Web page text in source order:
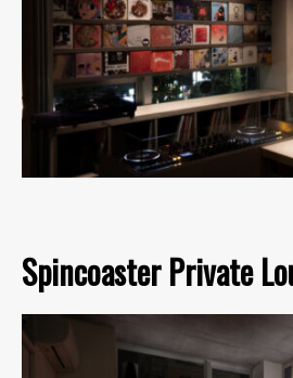
Spincoaster Private